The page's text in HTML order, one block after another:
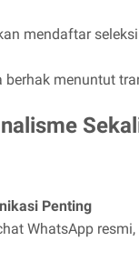
mendaftar
berhak menuntut
Penting
WhatsApp